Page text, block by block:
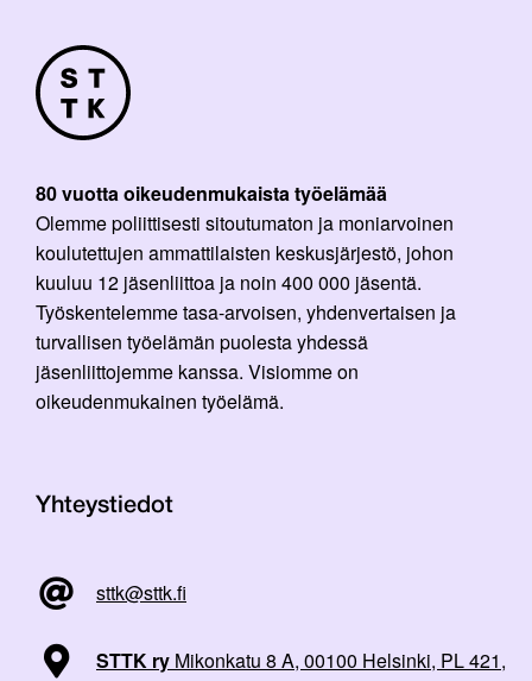
80 vuotta oikeudenmukaista työelämää
Olemme poliittisesti sitoutumaton ja moniarvoinen
koulutettujen ammattilaisten keskusjärjestö, johon
kuuluu 12 jäsenliittoa ja noin 400 000 jäsentä.
Työskentelemme tasa-arvoisen, yhdenvertaisen ja
turvallisen työelämän puolesta yhdessä
jäsenliittojemme kanssa. Visiomme on
oikeudenmukainen työelämä.
Yhteystiedot
sttk@sttk.fi
STTK ry Mikonkatu 8 A, 00100 Helsinki, PL 421,